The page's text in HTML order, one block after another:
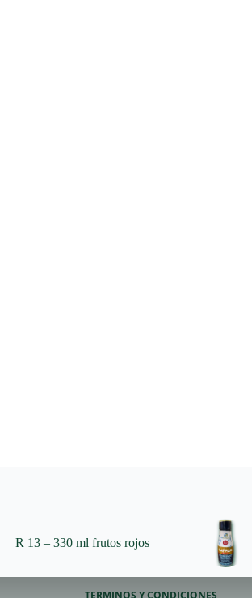
R 13 – 330 ml frutos rojos
TERMINOS Y CONDICIONES